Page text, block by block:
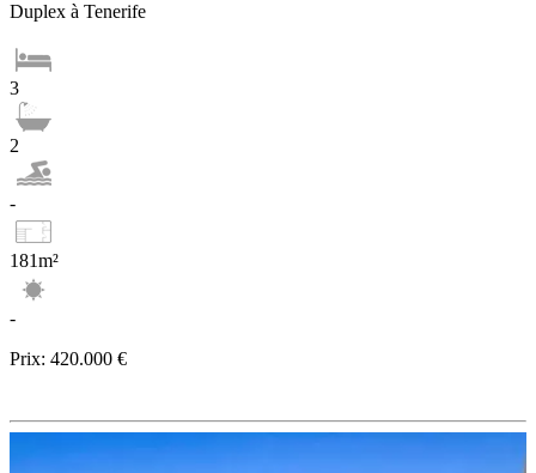
Duplex à Tenerife
3
2
-
181m²
-
Prix: 420.000 €